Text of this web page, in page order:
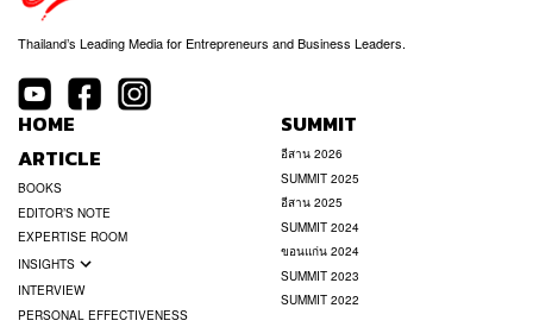
Thailand’s Leading Media for Entrepreneurs and Business Leaders.
HOME
ARTICLE
BOOKS
EDITOR’S NOTE
EXPERTISE ROOM
INSIGHTS
INTERVIEW
PERSONAL EFFECTIVENESS
SUMMIT
อีสาน 2026
SUMMIT 2025
อีสาน 2025
SUMMIT 2024
ขอนแก่น 2024
SUMMIT 2023
SUMMIT 2022